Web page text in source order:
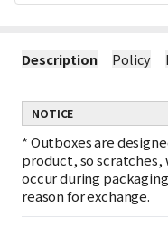
Description Policy
NOTICE
*Outboxes are
product, so
occur during
reason for exchange.